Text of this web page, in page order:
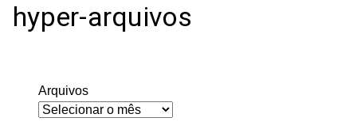
hyper-arquivos
Arquivos